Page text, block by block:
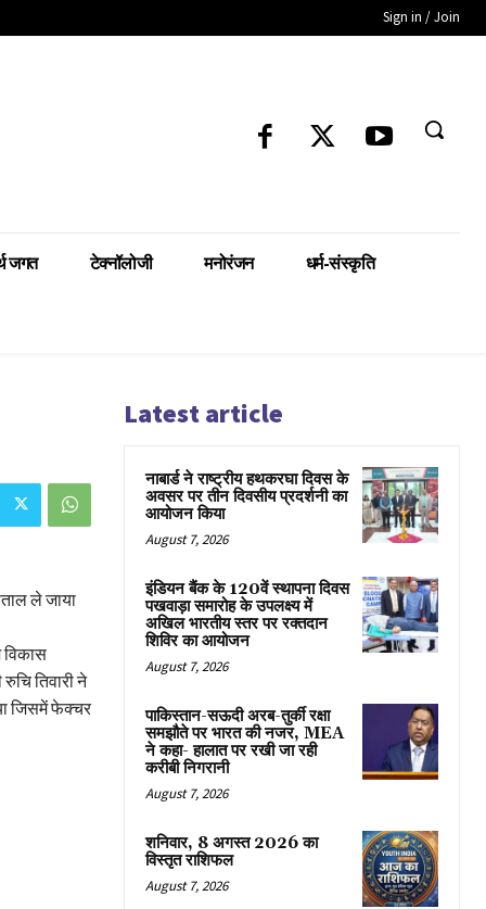
Sign in / Join
जगत टेक्नॉलोजी मनोरंजन धर्म-संस्कृति
ले जाया
विकास
तिवारी ने
जिसमें फेक्चर
Latest article
नाबार्ड ने राष्ट्रीय हथकरघा दिवस के
अवसर पर तीन दिवसीय प्रदर्शनी का
आयोजन किया
August 7, 2026
इंडियन बैंक के 120वें स्थापना दिवस
पखवाड़ा समारोह के उपलक्ष्य में
अखिल भारतीय स्तर पर रक्तदान
शिविर का आयोजन
August 7, 2026
पाकिस्तान-सऊदी अरब-तुर्की रक्षा
समझौते पर भारत की नजर, MEA
ने कहा- हालात पर रखी जा रही
करीबी निगरानी
August 7, 2026
शनिवार, 8 अगस्त 2026 का
विस्तृत राशिफल
August 7, 2026